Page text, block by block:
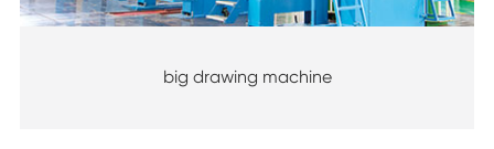
big drawing machine